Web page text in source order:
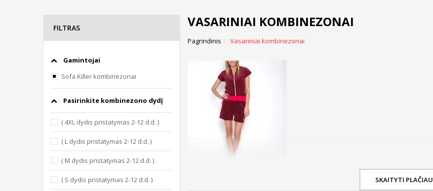
VASARINIAI KOMBINEZONAI
Pagrindinis Vasariniai kombinezonai
SKAITYTI PLAČIAU
FILTRAS
Gamintojai
Sofa Killer kombinezonai
Pasirinkite kombinezono dydį
( 4XL dydis pristatymas 2-12 d.d. )
( L dydis pristatymas 2-12 d.d. )
( M dydis pristatymas 2-12 d.d. )
( S dydis pristatymas 2-12 d.d. )